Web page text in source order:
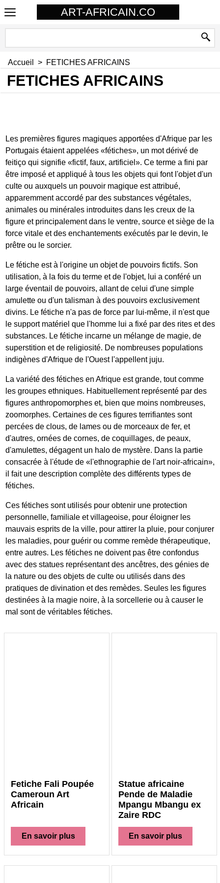
ART-AFRICAIN.CO
Accueil > FETICHES AFRICAINS
FETICHES AFRICAINS
Les premières figures magiques apportées d'Afrique par les
Portugais étaient appelées «fétiches», un mot dérivé de
feitiço qui signifie «fictif, faux, artificiel». Ce terme a fini par
être imposé et appliqué à tous les objets qui font l'objet d'un
culte ou auxquels un pouvoir magique est attribué,
apparemment accordé par des substances végétales,
animales ou minérales introduites dans les creux de la
figure et principalement dans le ventre, source et siège de la
force vitale et des enchantements exécutés par le devin, le
prêtre ou le sorcier.
Le fétiche est à l'origine un objet de pouvoirs fictifs. Son
utilisation, à la fois du terme et de l'objet, lui a conféré un
large éventail de pouvoirs, allant de celui d'une simple
amulette ou d'un talisman à des pouvoirs exclusivement
divins. Le fétiche n'a pas de force par lui-même, il n'est que
le support matériel que l'homme lui a fixé par des rites et des
substances. Le fétiche incarne un mélange de magie, de
superstition et de religiosité. De nombreuses populations
indigènes d'Afrique de l'Ouest l'appellent juju.
La variété des fétiches en Afrique est grande, tout comme
les groupes ethniques. Habituellement représenté par des
figures anthropomorphes et, bien que moins nombreuses,
zoomorphes. Certaines de ces figures terrifiantes sont
percées de clous, de lames ou de morceaux de fer, et
d'autres, ornées de cornes, de coquillages, de peaux,
d'amulettes, dégagent un halo de mystère. Dans la partie
consacrée à l'étude de «l'ethnographie de l'art noir-africain»,
il fait une description complète des différents types de
fétiches.
Ces fétiches sont utilisés pour obtenir une protection
personnelle, familiale et villageoise, pour éloigner les
mauvais esprits de la ville, pour attirer la pluie, pour conjurer
les maladies, pour guérir ou comme remède thérapeutique,
entre autres. Les fétiches ne doivent pas être confondus
avec des statues représentant des ancêtres, des génies de
la nature ou des objets de culte ou utilisés dans des
pratiques de divination et des remèdes. Seules les figures
destinées à la magie noire, à la sorcellerie ou à causer le
mal sont de véritables fétiches.
Fetiche Fali Poupée
Cameroun Art
Africain
En savoir plus
Statue africaine
Pende de Maladie
Mpangu Mbangu ex
Zaire RDC
En savoir plus